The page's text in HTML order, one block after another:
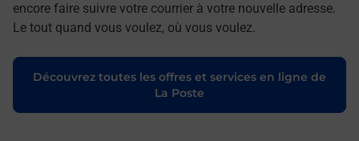
encore faire suivre votre courrier à votre nouvelle adresse.
Le tout quand vous voulez, où vous voulez.
Découvrez toutes les offres et services en ligne de
La Poste